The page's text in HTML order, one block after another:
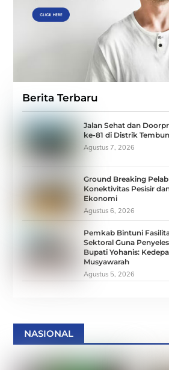
Berita Terbaru
Jalan Sehat dan
ke-81 di Distrik
Agustus 7, 2026
Ground Breaking
Konektivitas Pesisir
Ekonomi
Agustus 6, 2026
Pemkab Bintuni
Sektoral Guna
Bupati Yohanis:
Musyawarah
Agustus 5, 2026
NASIONAL